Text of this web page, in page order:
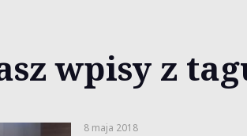
wpisy z
8 maja 2018